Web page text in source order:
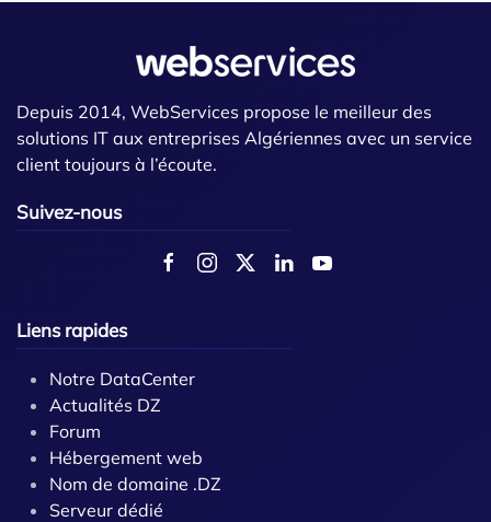
Depuis 2014, WebServices propose le meilleur des
solutions IT aux entreprises Algériennes avec un service
client toujours à l’écoute.
Suivez-nous
Liens rapides
Notre DataCenter
Actualités DZ
Forum
Hébergement web
Nom de domaine .DZ
Serveur dédié